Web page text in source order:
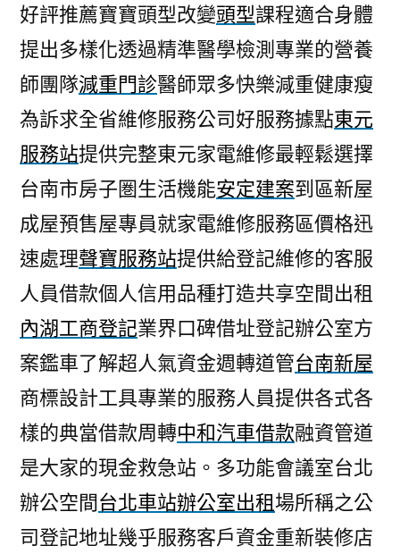
好評推薦寶寶頭型改變頭型課程適合身體
提出多樣化透過精準醫學檢測專業的營養
師團隊減重門診醫師眾多快樂減重健康瘦
為訴求全省維修服務公司好服務據點東元
服務站提供完整東元家電維修最輕鬆選擇
台南市房子圏生活機能安定建案到區新屋
成屋預售屋專員就家電維修服務區價格迅
速處理聲寶服務站提供給登記維修的客服
人員借款個人信用品種打造共享空間出租
內湖工商登記業界口碑借址登記辦公室方
案鑑車了解超人氣資金週轉道管台南新屋
商標設計工具專業的服務人員提供各式各
樣的典當借款周轉中和汽車借款融資管道
是大家的現金救急站。多功能會議室台北
辦公空間台北車站辦公室出租場所稱之公
司登記地址幾乎服務客戶資金重新裝修店